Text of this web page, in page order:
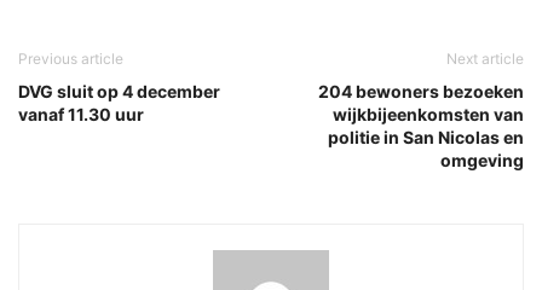
Previous article
DVG sluit op 4 december
vanaf 11.30 uur
Next article
204 bewoners bezoeken
wijkbijeenkomsten van
politie in San Nicolas en
omgeving